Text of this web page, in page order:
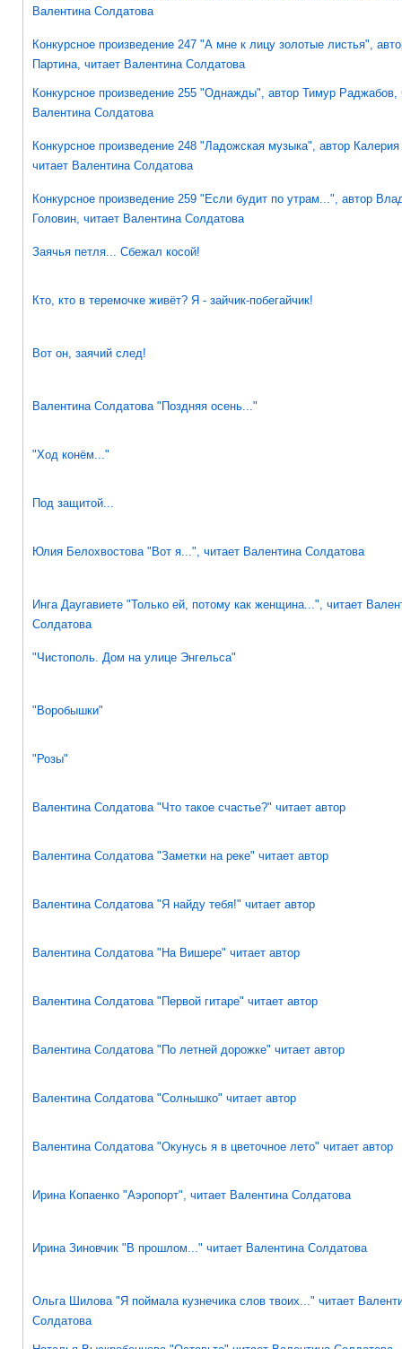
Валентина Солдатова
Конкурсное произведение 247 "А мне к лицу золотые листья",
Партина, читает Валентина Солдатова
Конкурсное произведение 255 "Однажды", автор Тимур Раджабов,
Валентина Солдатова
Конкурсное произведение 248 "Ладожская музыка", автор
читает Валентина Солдатова
Конкурсное произведение 259 "Если будит по утрам...", автор
Головин, читает Валентина Солдатова
Заячья петля... Сбежал косой!
Кто, кто в теремочке живёт? Я - зайчик-побегайчик!
Вот он, заячий след!
Валентина Солдатова "Поздняя осень..."
"Ход конём..."
Под защитой...
Юлия Белохвостова "Вот я...", читает Валентина Солдатова
Инга Даугавиете "Только ей, потому как женщина...", читает
Солдатова
"Чистополь. Дом на улице Энгельса"
"Воробышки"
"Розы"
Валентина Солдатова "Что такое счастье?" читает автор
Валентина Солдатова "Заметки на реке" читает автор
Валентина Солдатова "Я найду тебя!" читает автор
Валентина Солдатова "На Вишере" читает автор
Валентина Солдатова "Первой гитаре" читает автор
Валентина Солдатова "По летней дорожке" читает автор
Валентина Солдатова "Солнышко" читает автор
Валентина Солдатова "Окунусь я в цветочное лето" читает автор
Ирина Копаенко "Аэропорт", читает Валентина Солдатова
Ирина Зиновчик "В прошлом..." читает Валентина Солдатова
Ольга Шилова "Я поймала кузнечика слов твоих..." читает
Солдатова